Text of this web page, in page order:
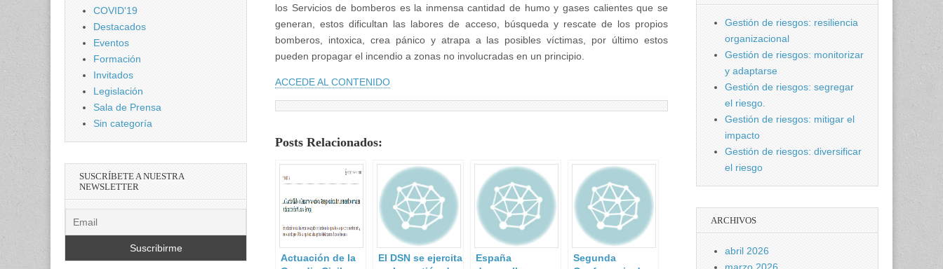
los Servicios de bomberos es la inmensa cantidad de humo y gases calientes que se
generan, estos dificultan las labores de acceso, búsqueda y rescate de los propios
bomberos, intoxica, crea pánico y atrapa a las posibles víctimas, por último estos
pueden propagar el incendio a zonas no involucradas en un principio.
ACCEDE AL CONTENIDO
Posts Relacionados:
Actuación de la
El DSN se ejercita
España
Segunda
COVID'19
Destacados
Eventos
Formación
Invitados
Legislación
Sala de Prensa
Sin categoría
SUSCRÍBETE A NUESTRA
NEWSLETTER
Gestión de riesgos: resiliencia
organizacional
Gestión de riesgos: monitorizar
y adaptarse
Gestión de riesgos: segregar
el riesgo.
Gestión de riesgos: mitigar el
impacto
Gestión de riesgos: diversificar
el riesgo
ARCHIVOS
abril 2026